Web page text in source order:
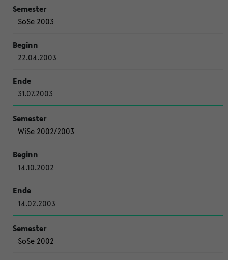
SoSe 2003
22.04.2003
31.07.2003
WiSe 2002/2003
14.10.2002
14.02.2003
SoSe 2002